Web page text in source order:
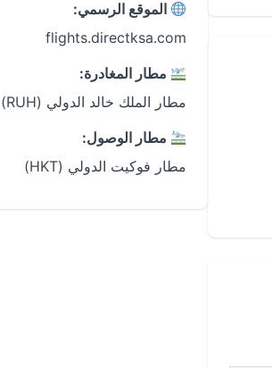
الموقع الرسمي:
flights.directksa.com
مطار المغادرة:
مطار الملك خالد الدولي (RUH)
مطار الوصول:
مطار فوكيت الدولي (HKT)